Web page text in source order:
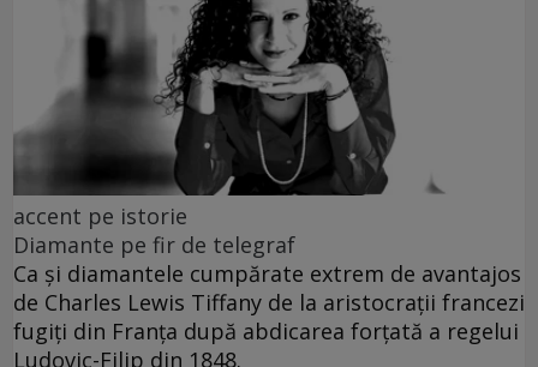
accent pe istorie
Diamante pe fir de telegraf
Ca și diamantele cumpărate extrem de avantajos
de Charles Lewis Tiffany de la aristocrații francezi
fugiți din Franța după abdicarea forțată a regelui
Ludovic-Filip din 1848.